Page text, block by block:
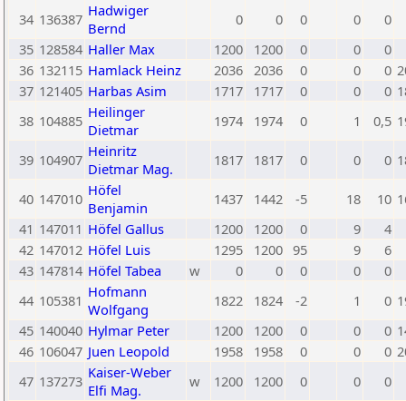
34 136387 Hadwiger
Bernd
0 0 0 0
0
35 128584 Haller Max 1200 1200 0 0
0
36 132115 Hamlack Heinz 2036 2036 0 0 0
37 121405 Harbas Asim 1717 1717 0 0 0
38 104885 Heilinger
Dietmar
1974 1974 0 1 0,5
39 104907 Heinritz
Dietmar Mag.
1817 1817 0 0 0
40 147010 Höfel
Benjamin
1437 1442 -5 18 10
41 147011 Höfel Gallus 1200 1200 0 9
4
42 147012 Höfel Luis 1295 1200 95 9
6
43 147814 Höfel Tabea w 0 0 0 0
0
44 105381 Hofmann
Wolfgang
1822 1824 -2 1 0
45 140040 Hylmar Peter 1200 1200 0 0 0
46 106047 Juen Leopold 1958 1958 0 0 0
47 137273 Kaiser-Weber
Elfi Mag.
w 1200 1200 0 0 0